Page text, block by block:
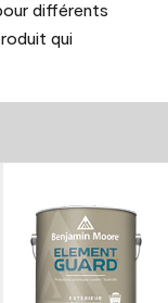
différents
qui